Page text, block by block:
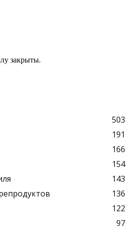
закрыты.
503
191
166
154
143
136
122
97